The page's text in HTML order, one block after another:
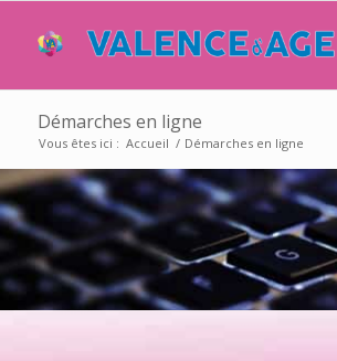
Démarches en ligne
Vous êtes ici : Accueil / Démarches en ligne